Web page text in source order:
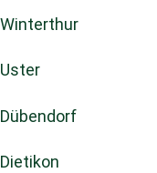
Winterthur
Uster
Dübendorf
Dietikon